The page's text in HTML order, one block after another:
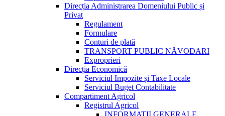
Direcția Administrarea Domeniului Public și
Privat
Regulament
Formulare
Conturi de plată
TRANSPORT PUBLIC NĂVODARI
Exproprieri
Direcția Economică
Serviciul Impozite și Taxe Locale
Serviciul Buget Contabilitate
Compartiment Agricol
Registrul Agricol
INFORMATII GENERALE